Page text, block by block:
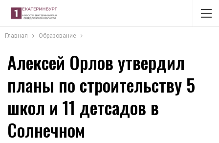
Главная Образование
Алексей Орлов утвердил
планы по строительству 5
школ и 11 детсадов в
Солнечном